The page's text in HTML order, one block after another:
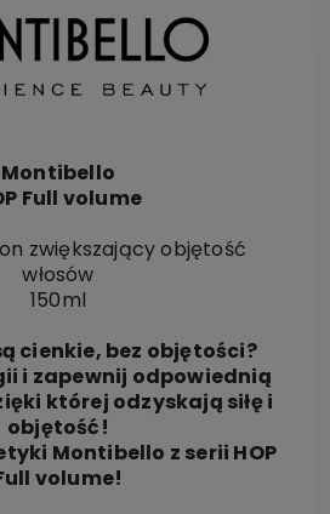
Montibello
Full volume
zwiększający objętość
włosów
150ml
cienkie, bez objętości?
i zapewnij odpowiednią
której odzyskają siłę i
objętość!
Montibello z serii HOP
volume!